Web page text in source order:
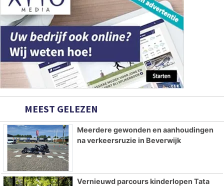
MEEST GELEZEN
Meerdere gewonden en aanhoudingen
na verkeersruzie in Beverwijk
Vernieuwd parcours kinderlopen Tata